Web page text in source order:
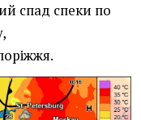
спад спеки по